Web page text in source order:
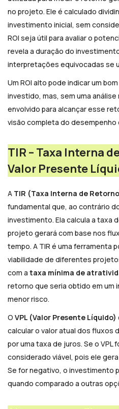
no projeto. Ele é calculado
investimento inicial, sem
ROI seja útil para avaliar o
revela a duração do
interpretações equivocadas se
Um ROI alto pode indicar um
investido, mas, sem uma
envolvido para alcançar esse
visão completa do desempenho
TIR – Taxa Interna
Valor Presente
A TIR (Taxa Interna de
fundamental que, ao contrário
investimento. Ela calcula a taxa
projeto gerará com base nos
tempo. A TIR é uma ferramenta
viabilidade de diferentes
com a taxa mínima de
retorno que seria obtido em um
menor risco.
O VPL (Valor Presente Líquido)
calcular o valor atual dos fluxos
por uma taxa de juros. Se o VPL
considerado viável, pois ele
Se for negativo, o investimento
quando comparado a outras